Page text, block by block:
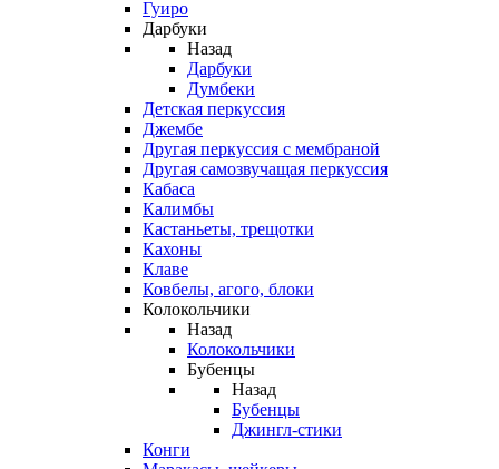
Гуиро
Дарбуки
Назад
Дарбуки
Думбеки
Детская перкуссия
Джембе
Другая перкуссия с мембраной
Другая самозвучащая перкуссия
Кабаса
Калимбы
Кастаньеты, трещотки
Кахоны
Клаве
Ковбелы, агого, блоки
Колокольчики
Назад
Колокольчики
Бубенцы
Назад
Бубенцы
Джингл-стики
Конги